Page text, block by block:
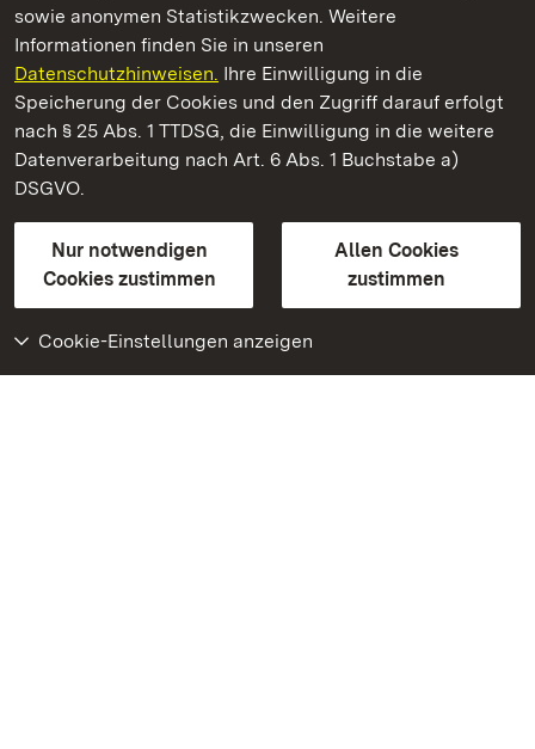
sowie anonymen Statistikzwecken. Weitere
Informationen finden Sie in unseren
Datenschutzhinweisen. Ihre Einwilligung in die
Speicherung der Cookies und den Zugriff darauf erfolgt
nach § 25 Abs. 1 TTDSG, die Einwilligung in die weitere
Datenverarbeitung nach Art. 6 Abs. 1 Buchstabe a)
DSGVO.
Nur notwendigen
Cookies zustimmen
Allen Cookies
zustimmen
Cookie-Einstellungen anzeigen
Staatliche Schlösser und Gärten Baden‑Württemberg
Staatliche Schlösser und Gärten Baden-Württemberg
Kontakt
GebärdenspracheLeichte Sprache
Erklärung zur Barrierefreiheit
BITV-konform (geprüfte Seiten)
Weiteres